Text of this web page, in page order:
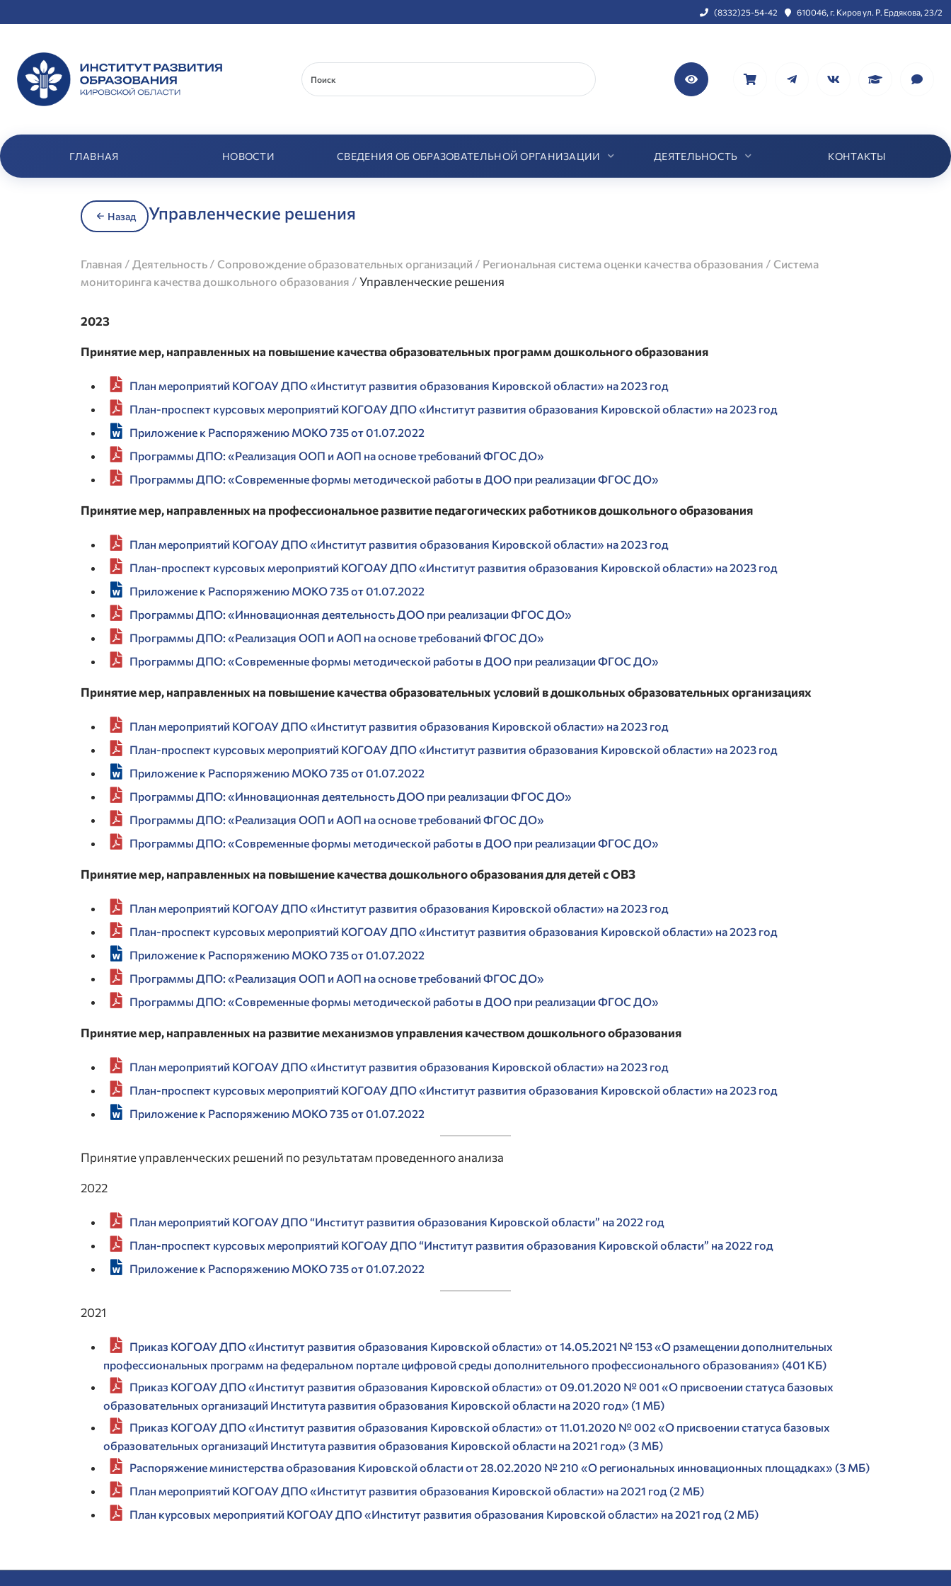
(8332)25-54-42 610046, г. Киров ул. Р. Ердякова, 23/2
ГЛАВНАЯ НОВОСТИ СВЕДЕНИЯ ОБ ОБРАЗОВАТЕЛЬНОЙ ОРГАНИЗАЦИИ ДЕЯТЕЛЬНОСТЬ КОНТАКТЫ
Назад Управленческие решения
Главная / Деятельность / Сопровождение образовательных организаций / Региональная система оценки качества образования / Система
мониторинга качества дошкольного образования /Управленческие решения
2023
Принятие мер, направленных на повышение качества образовательных программ дошкольного образования
План мероприятий КОГОАУ ДПО «Институт развития образования Кировской области» на 2023 год
План-проспект курсовых мероприятий КОГОАУ ДПО «Институт развития образования Кировской области» на 2023 год
Приложение к Распоряжению МОКО 735 от 01.07.2022
Программы ДПО: «Реализация ООП и АОП на основе требований ФГОС ДО»
Программы ДПО: «Современные формы методической работы в ДОО при реализации ФГОС ДО»
Принятие мер, направленных на профессиональное развитие педагогических работников дошкольного образования
План мероприятий КОГОАУ ДПО «Институт развития образования Кировской области» на 2023 год
План-проспект курсовых мероприятий КОГОАУ ДПО «Институт развития образования Кировской области» на 2023 год
Приложение к Распоряжению МОКО 735 от 01.07.2022
Программы ДПО: «Инновационная деятельность ДОО при реализации ФГОС ДО»
Программы ДПО: «Реализация ООП и АОП на основе требований ФГОС ДО»
Программы ДПО: «Современные формы методической работы в ДОО при реализации ФГОС ДО»
Принятие мер, направленных на повышение качества образовательных условий в дошкольных образовательных организациях
План мероприятий КОГОАУ ДПО «Институт развития образования Кировской области» на 2023 год
План-проспект курсовых мероприятий КОГОАУ ДПО «Институт развития образования Кировской области» на 2023 год
Приложение к Распоряжению МОКО 735 от 01.07.2022
Программы ДПО: «Инновационная деятельность ДОО при реализации ФГОС ДО»
Программы ДПО: «Реализация ООП и АОП на основе требований ФГОС ДО»
Программы ДПО: «Современные формы методической работы в ДОО при реализации ФГОС ДО»
Принятие мер, направленных на повышение качества дошкольного образования для детей с ОВЗ
План мероприятий КОГОАУ ДПО «Институт развития образования Кировской области» на 2023 год
План-проспект курсовых мероприятий КОГОАУ ДПО «Институт развития образования Кировской области» на 2023 год
Приложение к Распоряжению МОКО 735 от 01.07.2022
Программы ДПО: «Реализация ООП и АОП на основе требований ФГОС ДО»
Программы ДПО: «Современные формы методической работы в ДОО при реализации ФГОС ДО»
Принятие мер, направленных на развитие механизмов управления качеством дошкольного образования
План мероприятий КОГОАУ ДПО «Институт развития образования Кировской области» на 2023 год
План-проспект курсовых мероприятий КОГОАУ ДПО «Институт развития образования Кировской области» на 2023 год
Приложение к Распоряжению МОКО 735 от 01.07.2022
Принятие управленческих решений по результатам проведенного анализа
2022
План мероприятий КОГОАУ ДПО “Институт развития образования Кировской области” на 2022 год
План-проспект курсовых мероприятий КОГОАУ ДПО “Институт развития образования Кировской области” на 2022 год
Приложение к Распоряжению МОКО 735 от 01.07.2022
2021
Приказ КОГОАУ ДПО «Институт развития образования Кировской области» от 14.05.2021 № 153 «О рзамещении дополнительных
профессиональных программ на федеральном портале цифровой среды дополнительного профессионального образования» (401 КБ)
Приказ КОГОАУ ДПО «Институт развития образования Кировской области» от 09.01.2020 № 001 «О присвоении статуса базовых
образовательных организаций Института развития образования Кировской области на 2020 год» (1 МБ)
Приказ КОГОАУ ДПО «Институт развития образования Кировской области» от 11.01.2020 № 002 «О присвоении статуса базовых
образовательных организаций Института развития образования Кировской области на 2021 год» (3 МБ)
Распоряжение министерства образования Кировской области от 28.02.2020 № 210 «О региональных инновационных площадках» (3 МБ)
План мероприятий КОГОАУ ДПО «Институт развития образования Кировской области» на 2021 год (2 МБ)
План курсовых мероприятий КОГОАУ ДПО «Институт развития образования Кировской области» на 2021 год (2 МБ)